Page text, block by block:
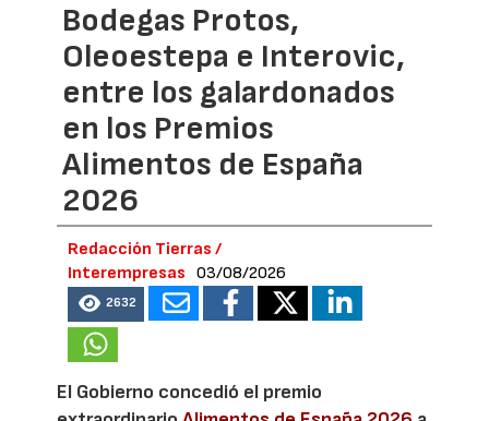
Bodegas Protos,
Oleoestepa e Interovic,
entre los galardonados
en los Premios
Alimentos de España
2026
Redacción Tierras /
Interempresas
03/08/2026
2632
El Gobierno concedió el premio